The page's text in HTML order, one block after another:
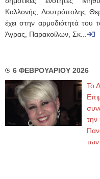
Καλλονής, Λουτρόπολης
έχει στην αρμοδιότητά του
Άγρας, Παρακοίλων, Σκ...
6 ΦΕΒΡΟΥΑΡΙΟΥ 2026
Το
την
των